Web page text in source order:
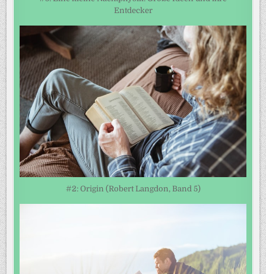
Entdecker
#2: Origin (Robert Langdon, Band 5)